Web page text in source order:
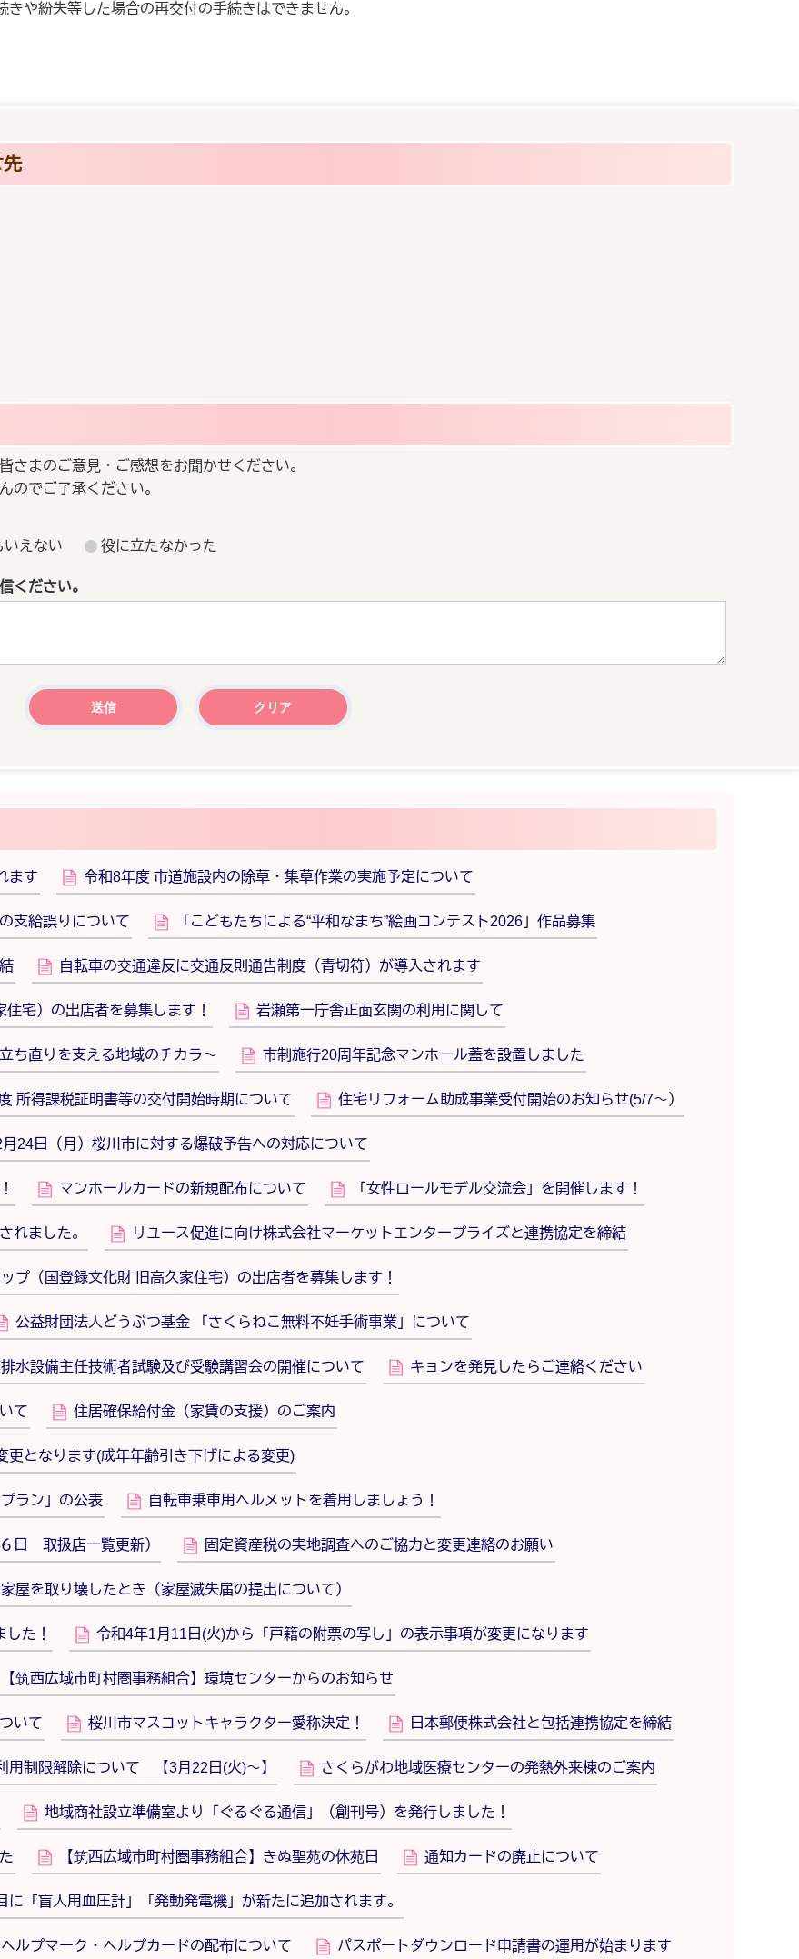
や紛失等した場合の再交付の手続きはできません。
先
まのご意見・ご感想をお聞かせください。
のでご了承ください。
いえない 役に立たなかった
ください。
ます 令和8年度 市道施設内の除草・集草作業の実施予定について
支給誤りについて 「こどもたちによる“平和なまち”絵画コンテスト2026」作品募集
自転車の交通違反に交通反則通告制度（青切符）が導入されます
宅）の出店者を募集します！ 岩瀬第一庁舎正面玄関の利用に関して
ち直りを支える地域のチカラ～ 市制施行20周年記念マンホール蓋を設置しました
所得課税証明書等の交付開始時期について 住宅リフォーム助成事業受付開始のお知らせ(5/7～）
24日（月）桜川市に対する爆破予告への対応について
マンホールカードの新規配布について 「女性ロールモデル交流会」を開催します！
れました。 リユース促進に向け株式会社マーケットエンタープライズと連携協定を締結
プ（国登録文化財 旧高久家住宅）の出店者を募集します！
公益財団法人どうぶつ基金 「さくらねこ無料不妊手術事業」について
水設備主任技術者試験及び受験講習会の開催について キョンを発見したらご連絡ください
て 住居確保給付金（家賃の支援）のご案内
となります(成年年齢引き下げによる変更)
ラン」の公表 自転車乗車用ヘルメットを着用しましょう！
日 取扱店一覧更新） 固定資産税の実地調査へのご協力と変更連絡のお願い
家屋を取り壊したとき（家屋滅失届の提出について）
た！ 令和4年1月11日(火)から「戸籍の附票の写し」の表示事項が変更になります
【筑西広域市町村圏事務組合】環境センターからのお知らせ
いて 桜川市マスコットキャラクター愛称決定！ 日本郵便株式会社と包括連携協定を締結
用制限解除について 【3月22日(火)～】 さくらがわ地域医療センターの発熱外来棟のご案内
地域商社設立準備室より「ぐるぐる通信」（創刊号）を発行しました！
【筑西広域市町村圏事務組合】きぬ聖苑の休苑日 通知カードの廃止について
「盲人用血圧計」「発動発電機」が新たに追加されます。
ヘルプマーク・ヘルプカードの配布について パスポートダウンロード申請書の運用が始まります